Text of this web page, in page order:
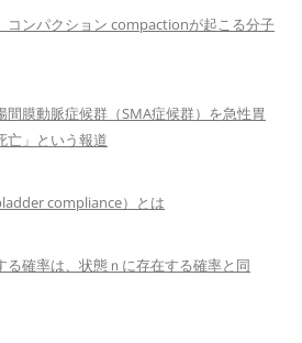
ンパクション compactionが起こる分子
間膜動脈症候群（SMA症候群）を急性胃
亡」という報道
compliance）とは
る確率は、状態ｎに存在する確率と同